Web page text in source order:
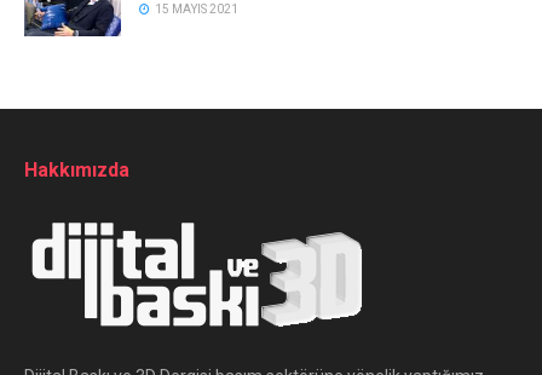
15 MAYIS 2021
Hakkımızda